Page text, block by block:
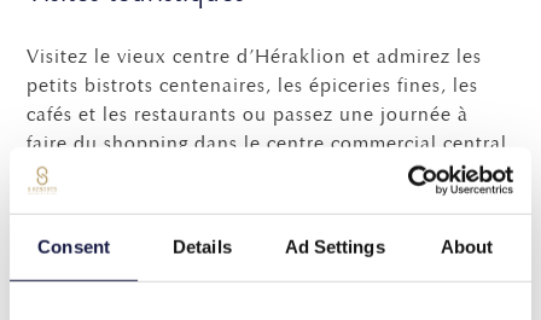
Consent Details Ad Settings About
Visitez le vieux centre d’Héraklion et admirez les
petits bistrots centenaires, les épiceries fines, les
cafés et les restaurants ou passez une journée à
faire du shopping dans le centre commercial central.
Faites un tour au palais minoen et au musée
archéologique de Knossos pour admirer la
la culture en Europe il y a des milliers d’années.
Promenez-vous le long du pittoresque port vénitien